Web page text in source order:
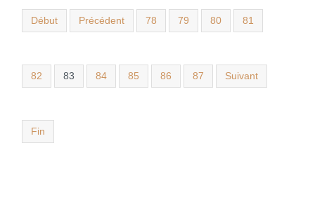
Début Précédent 78 79 80 81
82 83 84 85 86 87 Suivant
Fin